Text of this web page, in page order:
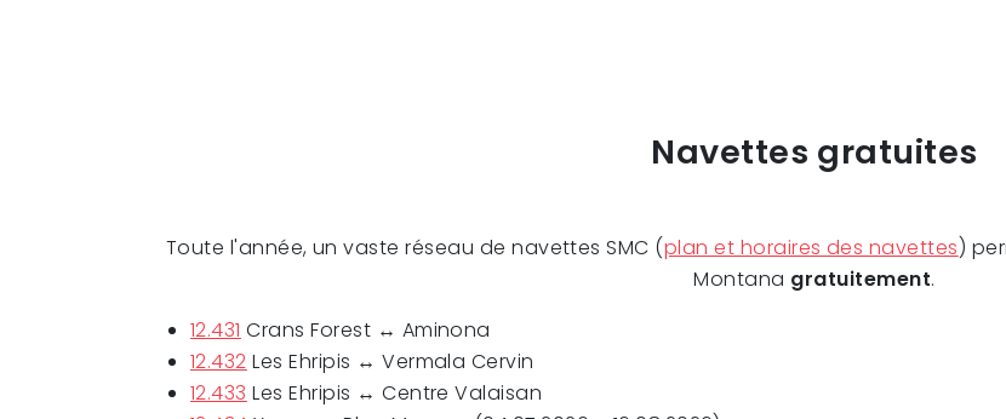
Navettes gratuites
Toute l'année, un vaste réseau de navettes SMC (plan et horaires des navettes)
Montana gratuitement.
12.431 Crans Forest ↔ Aminona
12.432 Les Ehripis ↔ Vermala Cervin
12.433 Les Ehripis ↔ Centre Valaisan